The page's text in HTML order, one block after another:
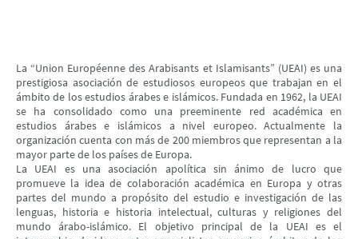
La “Union Européenne des Arabisants et Islamisants” (UEAI) es una
prestigiosa asociación de estudiosos europeos que trabajan en el
ámbito de los estudios árabes e islámicos. Fundada en 1962, la UEAI
se ha consolidado como una preeminente red académica en
estudios árabes e islámicos a nivel europeo. Actualmente la
organización cuenta con más de 200 miembros que representan a la
mayor parte de los países de Europa.
La UEAI es una asociación apolítica sin ánimo de lucro que
promueve la idea de colaboración académica en Europa y otras
partes del mundo a propósito del estudio e investigación de las
lenguas, historia e historia intelectual, culturas y religiones del
mundo árabo-islámico. El objetivo principal de la UEAI es el